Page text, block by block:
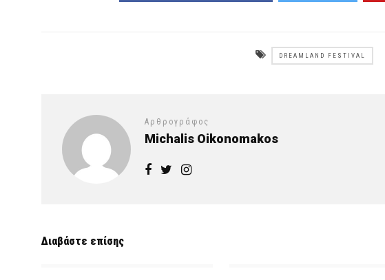
DREAMLAND FESTIVAL
Αρθρογράφος
Michalis Oikonomakos
Διαβάστε επίσης